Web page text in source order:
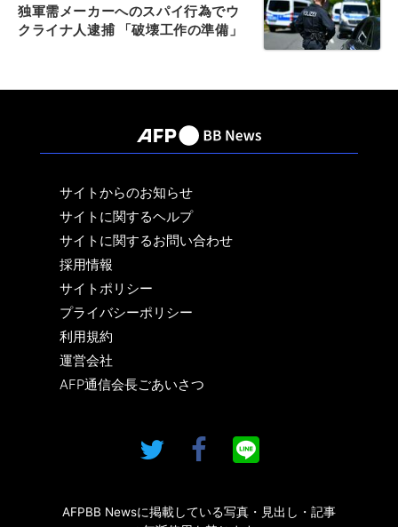
独軍需メーカーへのスパイ行為でウ
クライナ人逮捕 「破壊工作の準備」
サイトからのお知らせ
サイトに関するヘルプ
サイトに関するお問い合わせ
採用情報
サイトポリシー
プライバシーポリシー
利用規約
運営会社
AFP通信会長ごあいさつ
AFPBB Newsに掲載している写真・見出し・記事